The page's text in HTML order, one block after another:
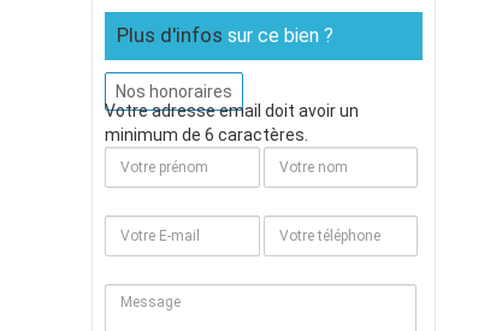
Plus d'infos sur ce bien ?
Nos honoraires
Votre adresse email doit avoir un
minimum de 6 caractères.